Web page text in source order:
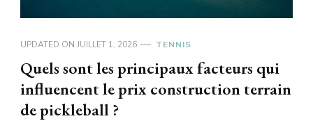
UPDATED ON JUILLET 1, 2026 TENNIS
Quels sont les principaux facteurs qui
influencent le prix construction terrain
de pickleball ?